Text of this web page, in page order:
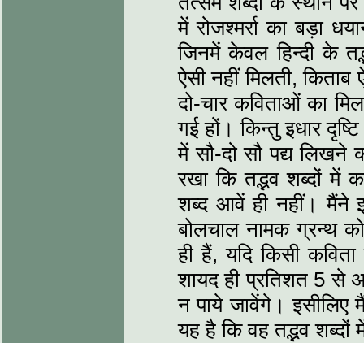
में रोजश्मर्रा का बड़ा
जिनमें केवल हिन्दी के
ऐसी नहीं मिलती, किताब
दो-चार कविताओं का
गई हों। किन्तु इधार
में सौ-दो सौ पद्य लिखने
रखा कि तद्भव शब्दों
शब्द आवें ही नहीं। मैंने
बोलचाल नामक ग्रन्थ
ही हैं, यदि किसी
शायद ही प्रतिशत 5 से
न पाये जावेंगे। इसीलिए
यह है कि वह तद्भव शब्दों